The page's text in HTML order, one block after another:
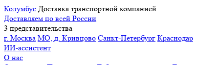
Колумбус Доставка транспортной компанией
Доставляем по всей России
3 представительства
г. Москва МО, д. Кривцово Санкт-Петербург Краснодар
ИИ-ассистент
О нас